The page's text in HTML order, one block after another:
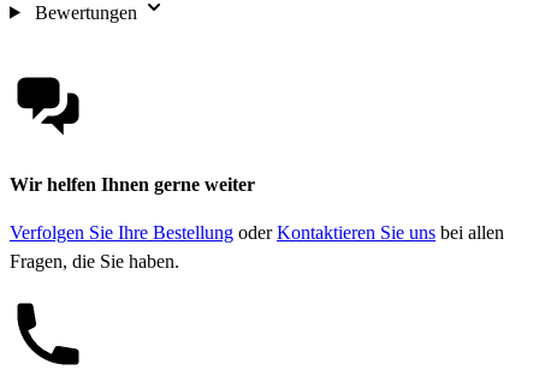
Bewertungen
Wir helfen Ihnen gerne weiter
Verfolgen Sie Ihre Bestellung oderKontaktieren Sie uns bei allen
Fragen, die Sie haben.